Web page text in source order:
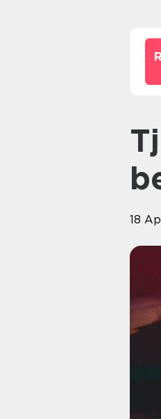
Tjek altid din bil, inden du
18